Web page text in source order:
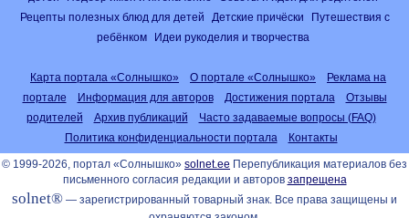
Рецепты полезных блюд для детей
Детские причёски
Путешествия с
ребёнком
Идеи рукоделия и творчества
Карта портала «Солнышко» О портале «Солнышко»
Реклама на
портале
Информация для авторов Достижения портала
Отзывы
родителей
Архив публикаций
Часто задаваемые вопросы (FAQ)
Политика конфиденциальности портала
Контакты
© 1999-2026, портал «Солнышко» solnet.ee Перепубликация материалов без
письменного согласия редакции и авторов запрещена
solnet® — зарегистрированный товарный знак. Все права защищены и